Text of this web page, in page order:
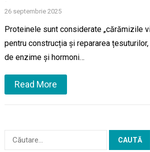
26 septembrie 2025
Proteinele sunt considerate „cărămizile
pentru construcția și repararea
de enzime și hormoni…
Read More
Caută
după: